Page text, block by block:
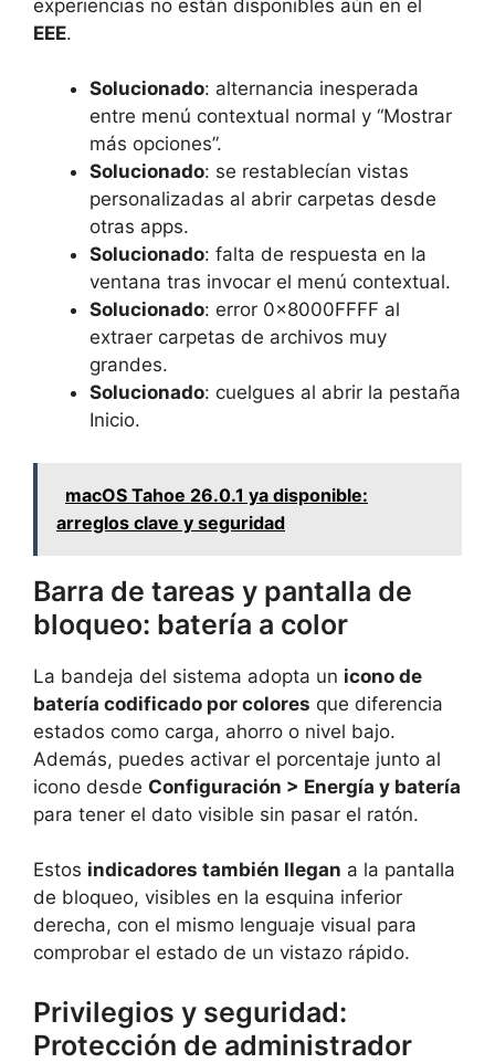
experiencias no están disponibles aún en el
EEE.
Solucionado: alternancia inesperada
entre menú contextual normal y “Mostrar
más opciones”.
Solucionado: se restablecían vistas
personalizadas al abrir carpetas desde
otras apps.
Solucionado: falta de respuesta en la
ventana tras invocar el menú contextual.
Solucionado: error 0x8000FFFF al
extraer carpetas de archivos muy
grandes.
Solucionado: cuelgues al abrir la pestaña
Inicio.
macOS Tahoe 26.0.1 ya disponible:
arreglos clave y seguridad
Barra de tareas y pantalla de
bloqueo: batería a color
La bandeja del sistema adopta un icono de
batería codificado por colores que diferencia
estados como carga, ahorro o nivel bajo.
Además, puedes activar el porcentaje junto al
icono desde Configuración > Energía y batería
para tener el dato visible sin pasar el ratón.
Estos indicadores también llegan a la pantalla
de bloqueo, visibles en la esquina inferior
derecha, con el mismo lenguaje visual para
comprobar el estado de un vistazo rápido.
Privilegios y seguridad:
Protección de administrador